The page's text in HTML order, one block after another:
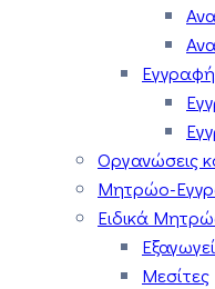
Εγγραφή
Οργανώσεις
Μητρώο-
Ειδικά
Μεσίτες